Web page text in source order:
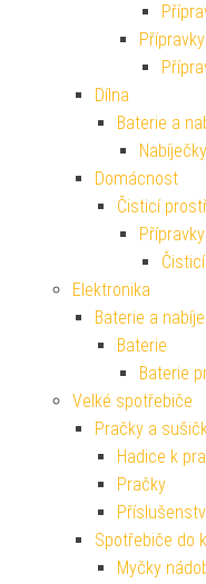
Dílna
Baterie a
Domácnost
Čisticí
Elektronika
Baterie a
Baterie
Baterie
Velké spotřebiče
Pračky a
Hadice k
Pračky
Spotřebiče do
Myčky